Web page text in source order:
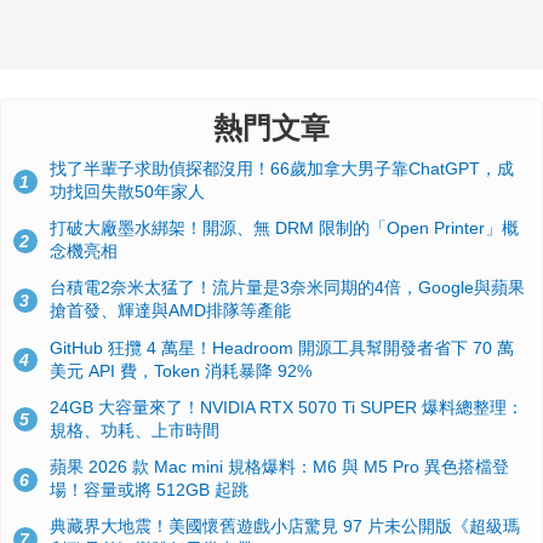
熱門文章
1
找了半輩子求助偵探都沒用！66歲加拿大男子靠ChatGPT，成
功找回失散50年家人
2
打破大廠墨水綁架！開源、無 DRM 限制的「Open Printer」概
念機亮相
3
台積電2奈米太猛了！流片量是3奈米同期的4倍，Google與蘋果
搶首發、輝達與AMD排隊等產能
4
GitHub 狂攬 4 萬星！Headroom 開源工具幫開發者省下 70 萬
美元 API 費，Token 消耗暴降 92%
5
24GB 大容量來了！NVIDIA RTX 5070 Ti SUPER 爆料總整理：
規格、功耗、上市時間
6
蘋果 2026 款 Mac mini 規格爆料：M6 與 M5 Pro 異色搭檔登
場！容量或將 512GB 起跳
7
典藏界大地震！美國懷舊遊戲小店驚見 97 片未公開版《超級瑪